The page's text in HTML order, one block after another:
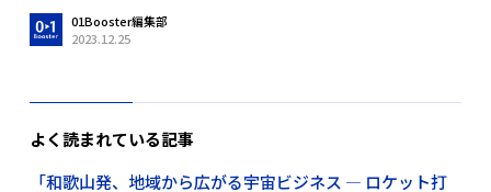
01Booster編集部
2023.12.25
よく読まれている記事
「和歌山発、地域から広がる宇宙ビジネス ― ロケット打